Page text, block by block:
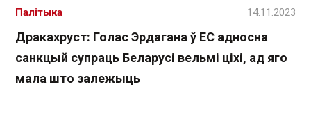
Дракахруст: Голас Эрдагана ў ЕС адносна
санкцый супраць Беларусі вельмі ціхі, ад яго
мала што залежыць
Палітыка 14.11.2023